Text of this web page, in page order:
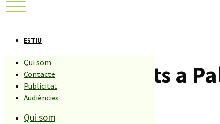
Qui som
Contacte
Publicitat
Audiències
Qui som
ESTIU
Els empadronats a
Marineland